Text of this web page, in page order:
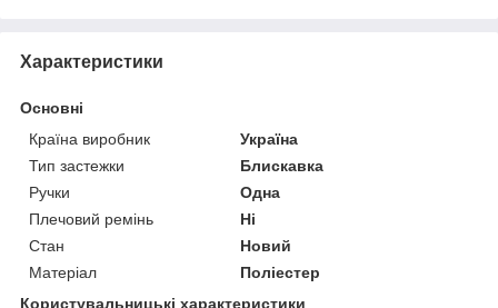
Характеристики
Основні
Країна виробник
Україна
Тип застежки
Блискавка
Ручки
Одна
Плечовий ремінь
Ні
Стан
Новий
Матеріал
Поліестер
Користувальницькі характеристики